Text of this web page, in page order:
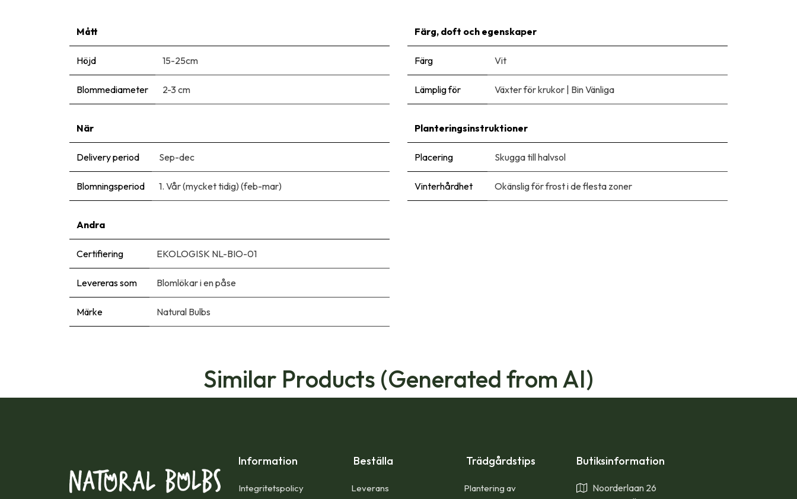
Mått
Höjd 15-25cm
Blommediameter 2-3 cm
Färg, doft och egenskaper
Färg Vit
Lämplig för Växter för krukor Bin Vänliga
När
Delivery period Sep-dec
Blomningsperiod 1. Vår (mycket tidig) (feb-mar)
Planteringsinstruktioner
Placering Skugga till halvsol
Vinterhårdhet Okänslig för frost i de flesta zoner
Andra
Certifiering EKOLOGISK NL-BIO-01
Levereras som Blomlökar i en påse
Märke Natural Bulbs
Similar Products (Generated from AI)
Information
Integritetspolicy
Beställa
Leverans
Trädgårdstips
Plantering av
Butiksinformation
Noorderlaan 26